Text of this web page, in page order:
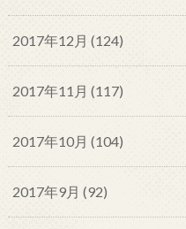
2017年12月 (124)
2017年11月 (117)
2017年10月 (104)
2017年9月 (92)